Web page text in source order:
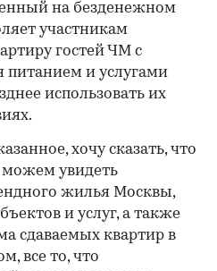
на безденежном
участникам
гостей ЧМ с
питанием и услугами
использовать их
хочу сказать, что
увидеть
жилья Москвы,
и услуг, а также
сдаваемых квартир в
все то, что